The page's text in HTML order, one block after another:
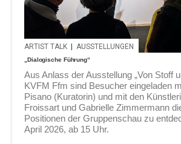
ARTIST TALK | AUSSTELLUNGEN
„Dialogische Führung“
Aus Anlass der Ausstellung „Von Stoff
KVFM Ffm sind Besucher eingeladen
Pisano (Kuratorin) und mit den
Froissart und Gabrielle Zimmermann
Positionen der Gruppenschau zu
April 2026, ab 15 Uhr.